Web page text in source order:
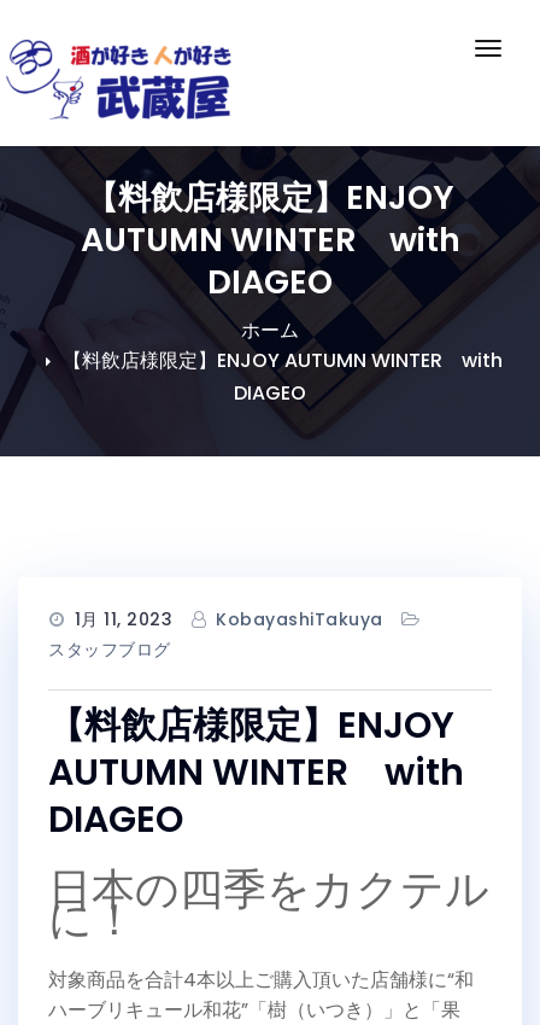
to
content
ナ
ー
シ
ン
切
り
【料飲店様限定】ENJOY
AUTUMN WINTER with
DIAGEO
ホーム
【料飲店様限定】ENJOY AUTUMN WINTER with
DIAGEO
1月 11, 2023
KobayashiTakuya
スタッフブログ
【料飲店様限定】ENJOY
AUTUMN WINTER with
DIAGEO
日本の四季をカクテル
に！
対象商品を合計4本以上ご購入頂いた店舗様に“和
ハーブリキュール和花”「樹（いつき）」と「果